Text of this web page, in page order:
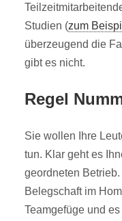
Studien (zum
überzeugend die
gibt es nicht.
Regel
Sie wollen Ihre
tun. Klar geht es
geordneten
Belegschaft im
Teamgefüge und